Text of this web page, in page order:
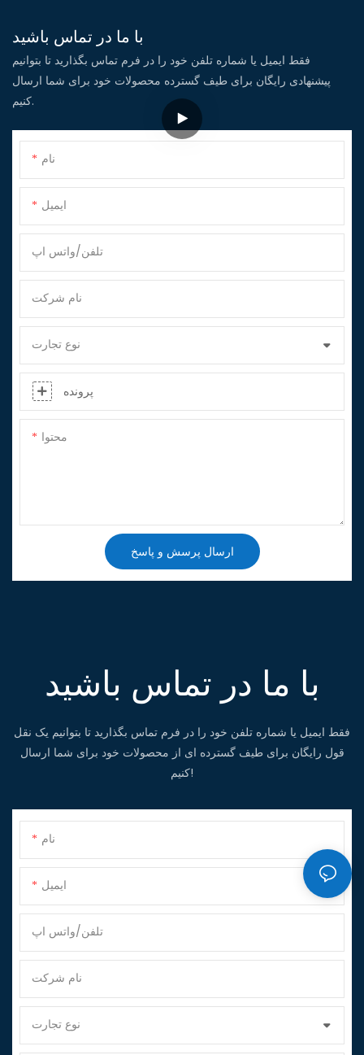
با ما در تماس باشید
فقط ایمیل یا شماره تلفن خود را در فرم تماس بگذارید تا بتوانیم
پیشنهادی رایگان برای طیف گسترده محصولات خود برای شما ارسال
کنیم.
نام
ایمیل
تلفن/واتس اپ
نام شرکت
نوع تجارت
پرونده
محتوا
ارسال پرسش و پاسخ
با ما در تماس باشید
فقط ایمیل یا شماره تلفن خود را در فرم تماس بگذارید تا بتوانیم یک نقل
قول رایگان برای طیف گسترده ای از محصولات خود برای شما ارسال
کنیم!
نام
ایمیل
تلفن/واتس اپ
نام شرکت
نوع تجارت